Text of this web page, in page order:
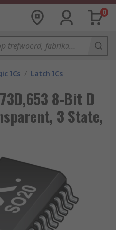
0
ICs / Latch ICs
8-Bit D
3 State,